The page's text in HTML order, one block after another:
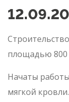
площадью
Начаты
мягкой кровли.